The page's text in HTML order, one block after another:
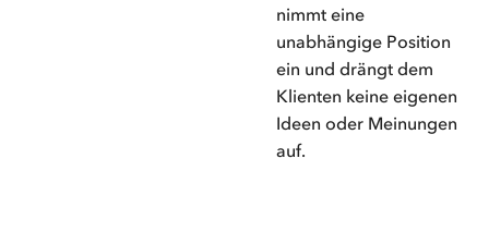
nimmt eine
unabhängige Position
ein und drängt dem
Klienten keine eigenen
Ideen oder Meinungen
auf.